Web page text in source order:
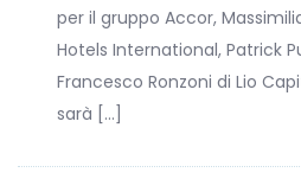
per il gruppo Accor,
Hotels International, Patrick
Francesco Ronzoni di Lio
sarà […]